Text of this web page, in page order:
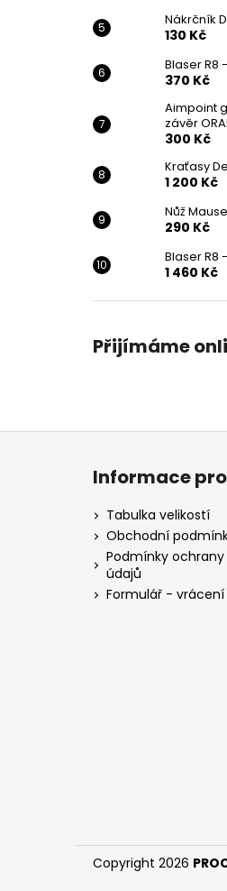
Nákrčník
130 Kč
Blaser R8
370 Kč
Aimpoint
závěr
300 Kč
Kraťasy
1 200 Kč
Nůž
290 Kč
Blaser R8
1 460 Kč
Přijímáme
Z
Informace
Tabulka velikostí
Obchodní
Podmínky
údajů
Formulář - vrácení
Copyright 2026